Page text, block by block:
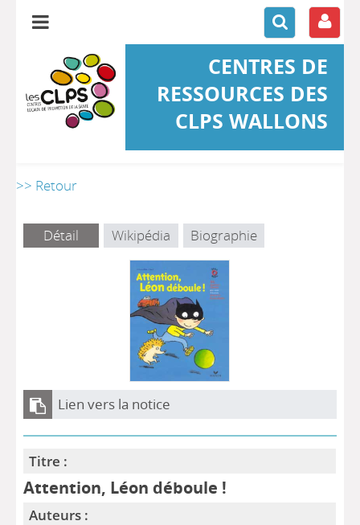
CENTRES DE
RESSOURCES DES
CLPS WALLONS
>> Retour
Détail Wikipédia Biographie
Lien vers la notice
Titre :
Attention, Léon déboule !
Auteurs :